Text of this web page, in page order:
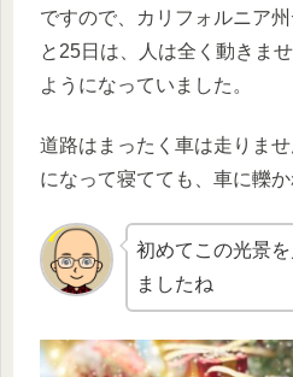
ですので、カリフォルニア
と25日は、人は全く動きま
ようになっていました。
道路はまったく車は走りま
になって寝てても、車に轢か
初めてこの光景
ましたね